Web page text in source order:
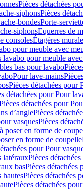
Pièces détachées
siphonsPièces
bondesPorte-
siphonsEquerres de
consolesÉtagères
pour meuble avec
lavabo pour meuble
bas pour lavabo
Pour lave-mains
Pièces détachées pour
détachées pour Pour
Pièces détachées pour
d’anglePièces
vasquesPièces
poser en forme de
en forme de coupelle
pour Pour
latérauxPièces
basPièces détachées
hautesPièces détachées
Pièces détachées